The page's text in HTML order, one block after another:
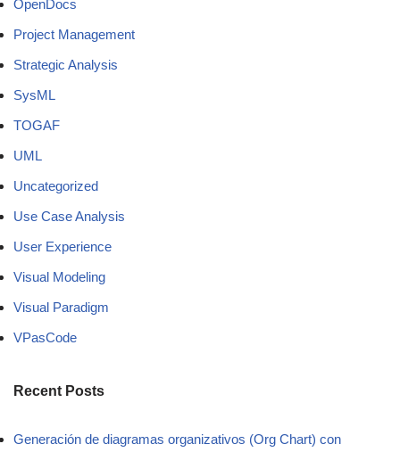
OpenDocs
Project Management
Strategic Analysis
SysML
TOGAF
UML
Uncategorized
Use Case Analysis
User Experience
Visual Modeling
Visual Paradigm
VPasCode
Recent Posts
Generación de diagramas organizativos (Org Chart) con